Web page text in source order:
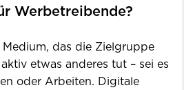
Werbetreibende?
das die Zielgruppe
etwas anderes tut – sei es
oder Arbeiten. Digitale